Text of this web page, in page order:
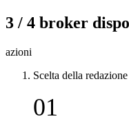
3 / 4 broker
azioni
Scelta della redazione
01